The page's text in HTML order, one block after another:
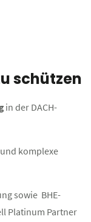
schützen
in der DACH-
und komplexe
sowie BHE-
Platinum Partner